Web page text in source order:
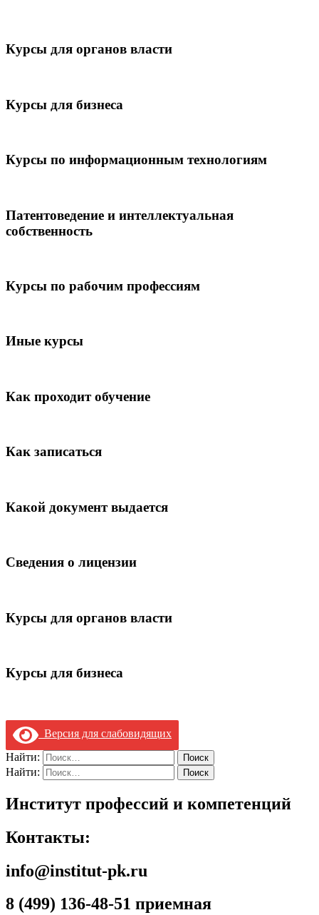
Курсы для органов власти
Курсы для бизнеса
Курсы по информационным технологиям
Патентоведение и интеллектуальная
собственность
Курсы по рабочим профессиям
Иные курсы
Как проходит обучение
Как записаться
Какой документ выдается
Сведения о лицензии
Курсы для органов власти
Курсы для бизнеса
Версия для слабовидящих
Найти:
Найти:
Институт профессий и компетенций
Контакты:
info@institut-pk.ru
8 (499) 136-48-51 приемная